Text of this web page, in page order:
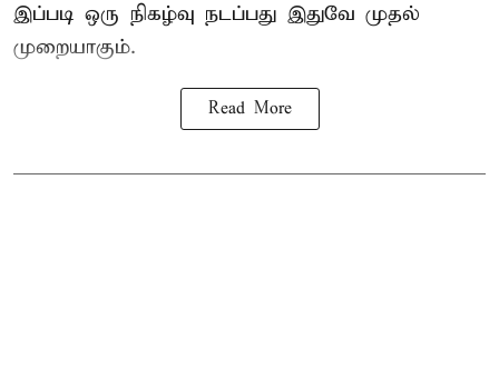
இப்படி ஒரு நிகழ்வு நடப்பது இதுவே முதல்
முறையாகும்.
Read More